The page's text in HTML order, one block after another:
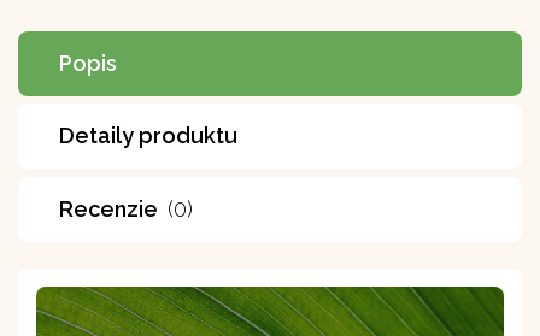
Popis
Detaily produktu
Recenzie (0)